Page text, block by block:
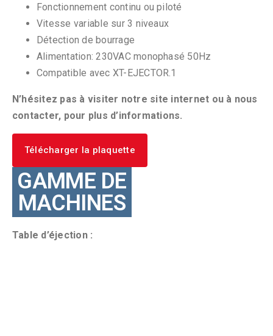
Fonctionnement continu ou piloté
Vitesse variable sur 3 niveaux
Détection de bourrage
Alimentation: 230VAC monophasé 50Hz
Compatible avec XT-EJECTOR.1
N’hésitez pas à visiter notre site internet ou à nous
contacter, pour plus d’informations.
Télécharger la plaquette
GAMME DE
MACHINES
Table d’éjection :